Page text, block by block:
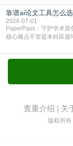
乎一模一样的话，你要
一抓一个准，整段飘红。
用问卷调查法““运用
靠谱ai论文工具怎么
2026-07-01
PaperPass：守护学术
核心痛点不管是本科应届
自己逐句读逐句改，熬
率超标，再返工太折腾
决。靠谱的ai论文工具，
查重介绍 关
版权所